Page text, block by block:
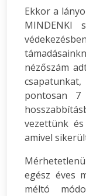
Ekkor a
MINDENKI
nézőszám
pontosan 7
vezettünk
amivel
egész éves
méltó